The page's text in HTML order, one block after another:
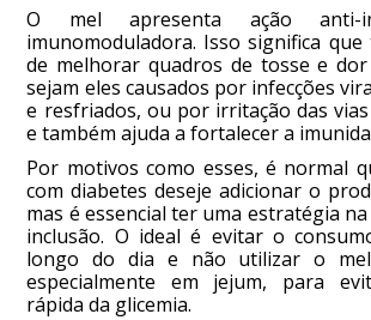
O mel apresenta ação anti-
imunomoduladora. Isso significa que
de melhorar quadros de tosse e
sejam eles causados por infecções
e resfriados, ou por irritação das
e também ajuda a fortalecer a
Por motivos como esses, é normal
com diabetes deseje adicionar o
mas é essencial ter uma estratégia
inclusão. O ideal é evitar o
longo do dia e não utilizar o mel
especialmente em jejum, para
rápida da glicemia.